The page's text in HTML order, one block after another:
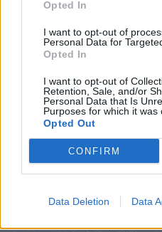
Opted In
I want to opt-out of
Personal Data for
Opted In
I want to opt-out of
Retention, Sale, and/or
Personal Data that Is
Purposes for which it was
Opted Out
CONFIRM
Data Deletion Data
Rožmitálští
Kovářské
Radek Ctibor
Ve jménu
Radek Ctibor -